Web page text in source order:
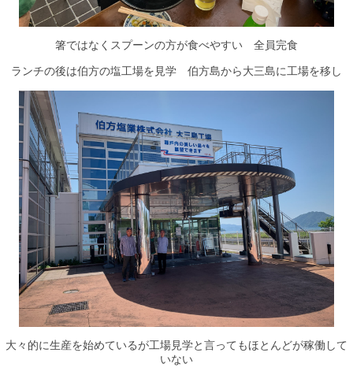
箸ではなくスプーンの方が食べやすい 全員完食
ランチの後は伯方の塩工場を見学 伯方島から大三島に工場を移し
大々的に生産を始めているが工場見学と言ってもほとんどが稼働して
いない